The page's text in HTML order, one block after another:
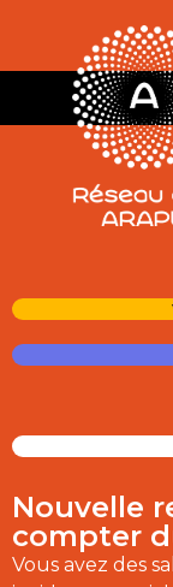
Nouvelle
compter
Vous avez des